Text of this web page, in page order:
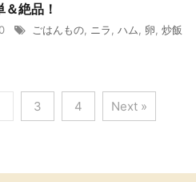
絶品！
ごはんもの ニラ ハム 卵 炒飯
3 4 Next »